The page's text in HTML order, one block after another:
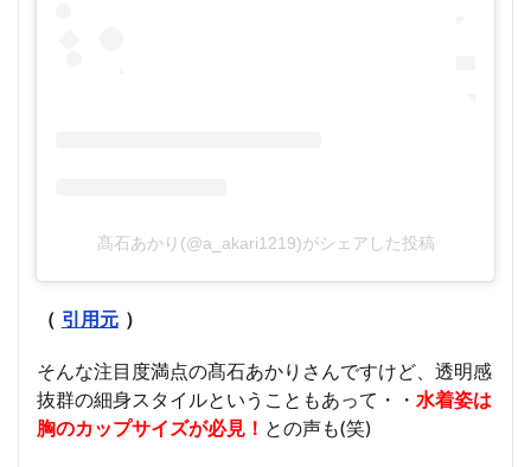
髙石あかり(@a_akari1219)がシェアした投稿
（ 引用元 ）
そんな注目度満点の髙石あかりさんですけど、透明感
抜群の細身スタイルということもあって・・ 水着姿は
胸のカップサイズが必見！ との声も(笑)